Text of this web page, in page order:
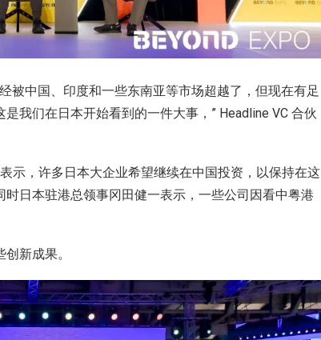
被中国、印度和一些东南亚等市场超越了，但现在有足
我们在日本开始看到的一件大事，” Headline VC 合伙
示，许多日本大企业希望继续在中国投资，以保持在这
日本驻港总领事冈田健一表示，一些公司因看中粤港
新成果。